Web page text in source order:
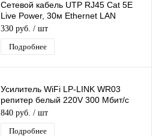
Сетевой кабель UTP RJ45 Cat 5E
Live Power, 30м Ethernet LAN
кабель патчкорд 8-жильный шнур
RJ45-RJ45
330 руб. / шт
Подробнее
Усилитель WiFi LP-LINK WR03
репитер белый 220V 300 Мбит/с
802.11B
840 руб. / шт
Подробнее